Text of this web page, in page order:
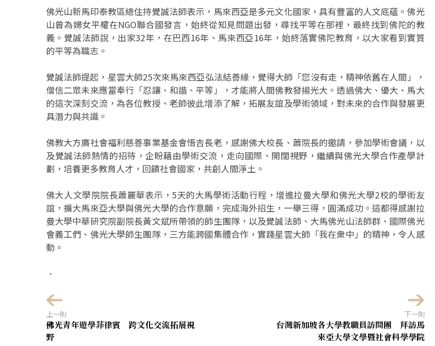
佛光山新馬印泰教區總住持覺誠法師表示，馬來西亞是多元文化國家，具有豐富的人文底蘊。佛光
山曾為婦女平權在NGO聯合國發言，始終從知見問題出發，尋找平等在那裡，最終找到佛陀的教
義。覺誠法師說，出家32年，在巴西16年、馬來西亞16年，始終落實佛陀教育，以大家看到實質
的平等為職志。
覺誠法師提起，星雲大師25次來馬來西亞弘法結善緣，覺得大師「您沒有走，精神依舊在人間」，
僧信二眾未來應當奉行「忍讓、和諧、平等」，才能將人間佛教發揚光大。透過佛大、優大、馬大
的這次深刻交流，為各位教授、老師彼此增添了解，拓展友誼及學術領域，對未來的合作與發展更
具潛力與共識。
佛教大方廣社會福利慈善事業基金會悟吉長老，感謝佛大校長、蕭院長的邀請，參加學術會議，以
及覺誠法師熱情的招待，企盼藉由學術交流，走向國際、開闊視野，繼續與佛光大學合作產學計
劃，培養更多教育人才，回饋社會國家，共創人間淨土。
佛大人文學院院長蕭麗華表示，5天的大馬學術活動行程，增進拉曼大學和佛光大學2校的學術友
誼，擴大馬來亞大學與佛光大學的合作意願，完成海外招生，一舉三得，圓滿成功。這都得感謝拉
曼大學中華研究院副院長黃文斌所帶領的師生團隊，以及覺誠法師、大馬佛光山法師群、國際佛光
會義工們、佛光大學師生團隊，三方能跨國集體合作，實踐星雲大師「我在衆中」的精神，令人感
動。
．
上一則
佛光青年遊學菲律賓 跨文化交流拓展視
野
下一則
台灣新加坡各大學教職員訪問團 拜訪馬
來亞大學文學暨社會科學學院